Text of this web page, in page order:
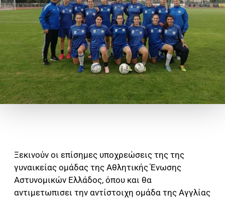
Ξεκινούν οι επίσημες υποχρεώσεις της της
γυναικείας ομάδας της Αθλητικής Ένωσης
Αστυνομικών Ελλάδος, όπου και θα
αντιμετωπισει την αντίστοιχη ομάδα της Αγγλίας